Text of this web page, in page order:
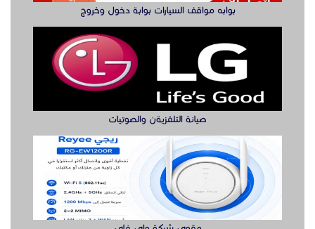
صبابات قهوجيات
قهوجيات
مباشرات قهوجيات
قهوجي وصبابين قهوة
مباشرات قهوه
قهوجيات صبابات قهوه
مباشرات قهوجيات قهوه
قهوجيات صبابات
قهوجيين مباشرين
مقوي شبكة واي فاي
الدول